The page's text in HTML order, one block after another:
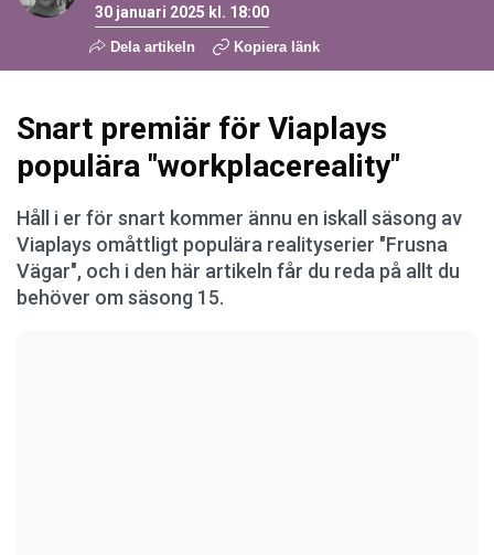
30 januari 2025 kl. 18:00
Dela artikeln Kopiera länk
Snart premiär för Viaplays
populära "workplacereality"
Håll i er för snart kommer ännu en iskall säsong av
Viaplays omåttligt populära realityserier "Frusna
Vägar", och i den här artikeln får du reda på allt du
behöver om säsong 15.